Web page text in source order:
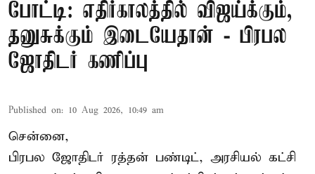
போட்டி: எதிர்காலத்தில் விஜய்க்கும்,
தனுசுக்கும் இடையேதான் - பிரபல
ஜோதிடர் கணிப்பு
Published on: 10 Aug 2026, 10:49 am
சென்னை,
பிரபல ஜோதிடர் ரத்தன் பண்டிட், அரசியல் கட்சி